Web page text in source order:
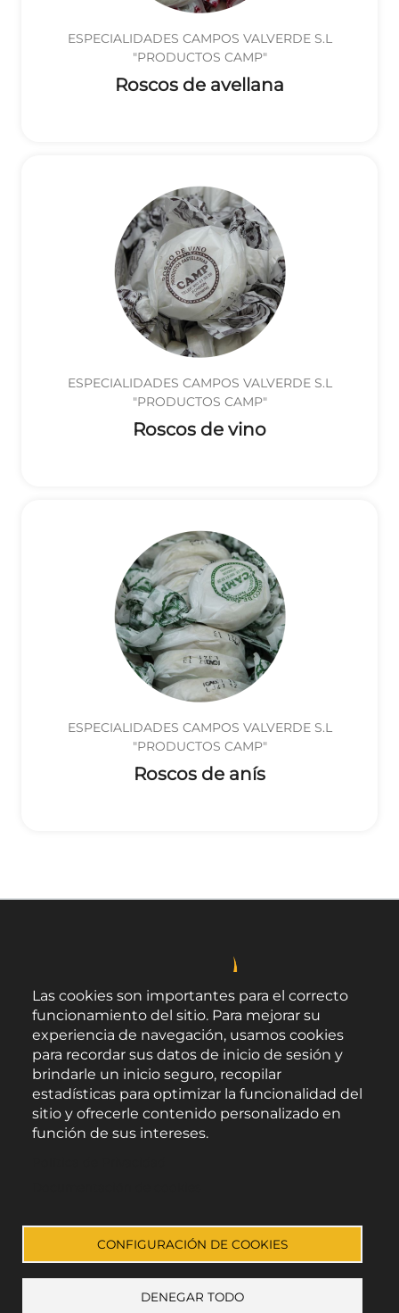
ESPECIALIDADES CAMPOS VALVERDE S.L
"PRODUCTOS CAMP"
Roscos de avellana
ESPECIALIDADES CAMPOS VALVERDE S.L
"PRODUCTOS CAMP"
Roscos de vino
ESPECIALIDADES CAMPOS VALVERDE S.L
"PRODUCTOS CAMP"
Roscos de anís
Aviso legal-Política de privacidad-
Accesibilidad
Las cookies son importantes para el correcto
funcionamiento del sitio. Para mejorar su
experiencia de navegación, usamos cookies
para recordar sus datos de inicio de sesión y
brindarle un inicio seguro, recopilar
estadísticas para optimizar la funcionalidad del
sitio y ofrecerle contenido personalizado en
función de sus intereses.
CONFIGURACIÓN DE COOKIES
DENEGAR TODO